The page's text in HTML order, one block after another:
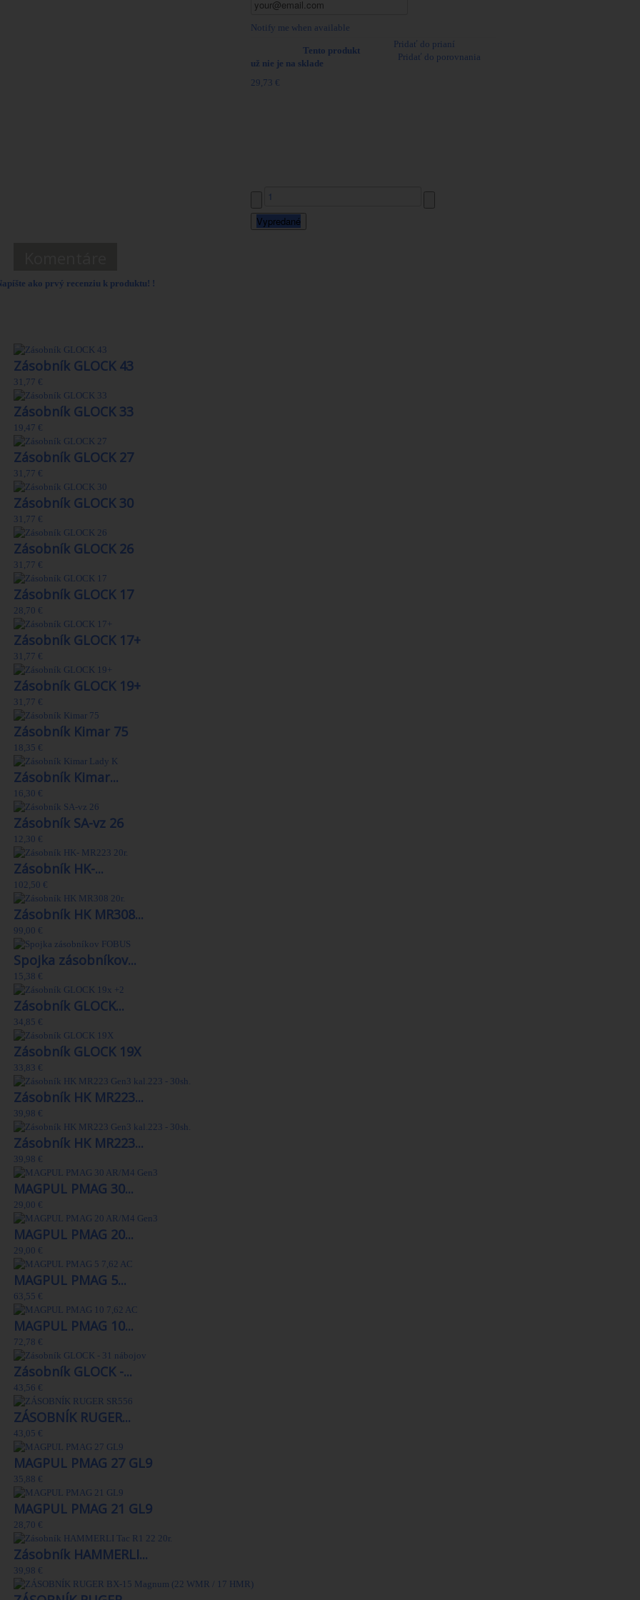
Notify me when available
Tento produkt
už nie je na sklade
29,73 €
Pridať do prianí
Pridať do porovnania
Vypredané
ako prvý recenziu k produktu! !
Zásobník GLOCK 43
31,77 €
Zásobník GLOCK 33
19,47 €
Zásobník GLOCK 27
31,77 €
Zásobník GLOCK 30
31,77 €
Zásobník GLOCK 26
31,77 €
Zásobník GLOCK 17
28,70 €
Zásobník GLOCK 17+
31,77 €
Zásobník GLOCK 19+
31,77 €
Zásobník Kimar 75
18,35 €
Zásobník Kimar...
16,30 €
Zásobník SA-vz 26
12,30 €
Zásobník HK-...
102,50 €
Zásobník HK MR308...
99,00 €
Spojka zásobníkov...
15,38 €
Zásobník GLOCK...
34,85 €
Zásobník GLOCK 19X
33,83 €
Zásobník HK MR223...
39,98 €
Zásobník HK MR223...
39,98 €
MAGPUL PMAG 30...
29,00 €
MAGPUL PMAG 20...
29,00 €
MAGPUL PMAG 5...
63,55 €
MAGPUL PMAG 10...
72,78 €
Zásobník GLOCK -...
43,56 €
ZÁSOBNÍK RUGER...
43,05 €
MAGPUL PMAG 27 GL9
35,88 €
MAGPUL PMAG 21 GL9
28,70 €
Zásobník HAMMERLI...
39,98 €